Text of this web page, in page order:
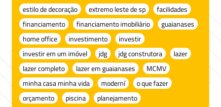
estilo de decoração
extremo leste de sp
facilidades
financiamento
financiamento imobiliário
guaianases
home office
investimento
investir
investir em um imóvel
jdg jdg construtora
lazer
lazer completo
lazer em guaianases
MCMV
minha casa minha vida
moderní
o que fazer
orçamento
piscina
planejamento